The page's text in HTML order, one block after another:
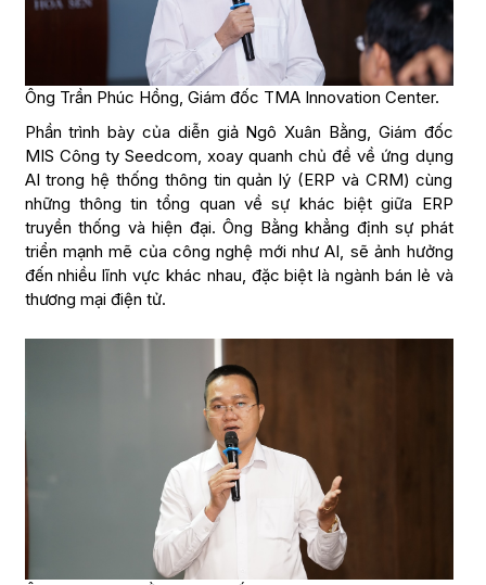
Ông Trần Phúc Hồng, Giám đốc TMA Innovation Center.
Phần trình bày của diễn giả Ngô Xuân Bằng, Giám đốc
MIS Công ty Seedcom, xoay quanh chủ đề về ứng dụng
AI trong hệ thống thông tin quản lý (ERP và CRM) cùng
những thông tin tổng quan về sự khác biệt giữa ERP
truyền thống và hiện đại. Ông Bằng khẳng định sự phát
triển mạnh mẽ của công nghệ mới như AI, sẽ ảnh hưởng
đến nhiều lĩnh vực khác nhau, đặc biệt là ngành bán lẻ và
thương mại điện tử.